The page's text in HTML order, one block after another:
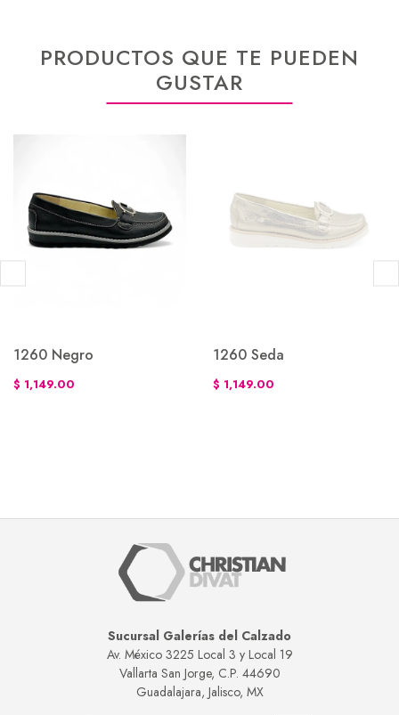
PRODUCTOS QUE TE PUEDEN
GUSTAR
1260 Negro
$ 1,149.00
1260 Seda
$ 1,149.00
Sucursal Galerías del Calzado
Av. México 3225 Local 3 y Local 19
Vallarta San Jorge, C.P. 44690
Guadalajara, Jalisco, MX